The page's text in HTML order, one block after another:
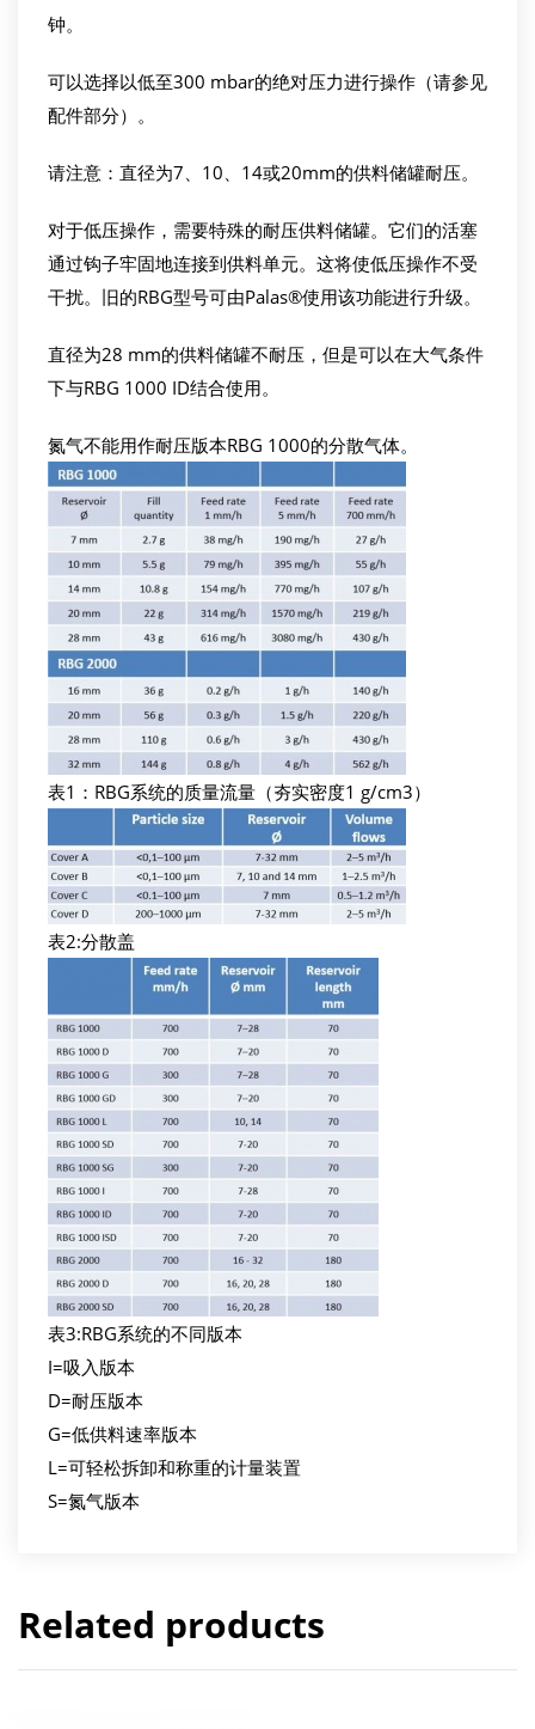
钟。
可以选择以低至300 mbar的绝对压力进行操作（请参见
配件部分）。
请注意：直径为7、10、14或20mm的供料储罐耐压。
对于低压操作，需要特殊的耐压供料储罐。它们的活塞
通过钩子牢固地连接到供料单元。这将使低压操作不受
干扰。旧的RBG型号可由Palas®使用该功能进行升级。
直径为28 mm的供料储罐不耐压，但是可以在大气条件
下与RBG 1000 ID结合使用。
氮气不能用作耐压版本RBG 1000的分散气体。
表1：RBG系统的质量流量（夯实密度1 g/cm3）
表2:分散盖
表3:RBG系统的不同版本
I=吸入版本
D=耐压版本
G=低供料速率版本
L=可轻松拆卸和称重的计量装置
S=氮气版本
Related products